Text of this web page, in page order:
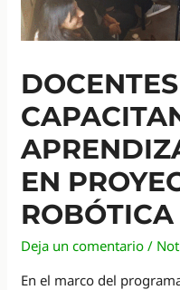
EN
ROBÓTICA
Deja un comentario /
En el marco del